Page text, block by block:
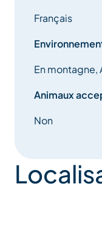
Français
En montagne,
Animaux
Non